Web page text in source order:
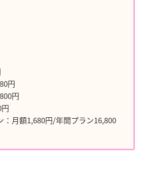
円
円
：月額1,680円/年間プラン16,800